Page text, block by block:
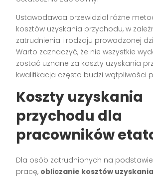
Ustawodawca przewidział różne
kosztów uzyskania przychodu, w
zatrudnienia i rodzaju prowadzonej
Warto zaznaczyć, że nie wszystkie
zostać uznane za koszty uzyskania
kwalifikacja często budzi wątpliwości
Koszty uzyskania
przychodu dla
pracowników
Dla osób zatrudnionych na
pracę, obliczanie kosztów